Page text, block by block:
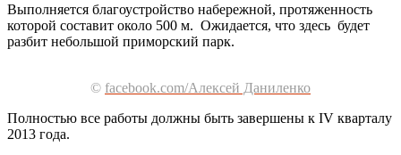
Выполняется благоустройство набережной, протяженность
которой составит около 500 м. Ожидается, что здесь будет
разбит небольшой приморский парк.
© facebook.com/Алексей Даниленко
Полностью все работы должны быть завершены к IV кварталу
2013 года.